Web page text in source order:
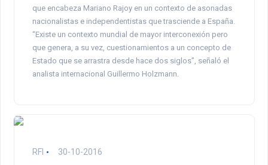
que encabeza Mariano Rajoy en un contexto de asonadas
nacionalistas e independentistas que trasciende a España.
“Existe un contexto mundial de mayor interconexión pero
que genera, a su vez, cuestionamientos a un concepto de
Estado que se arrastra desde hace dos siglos”, señaló el
analista internacional Guillermo Holzmann.
RFI 30-10-2016